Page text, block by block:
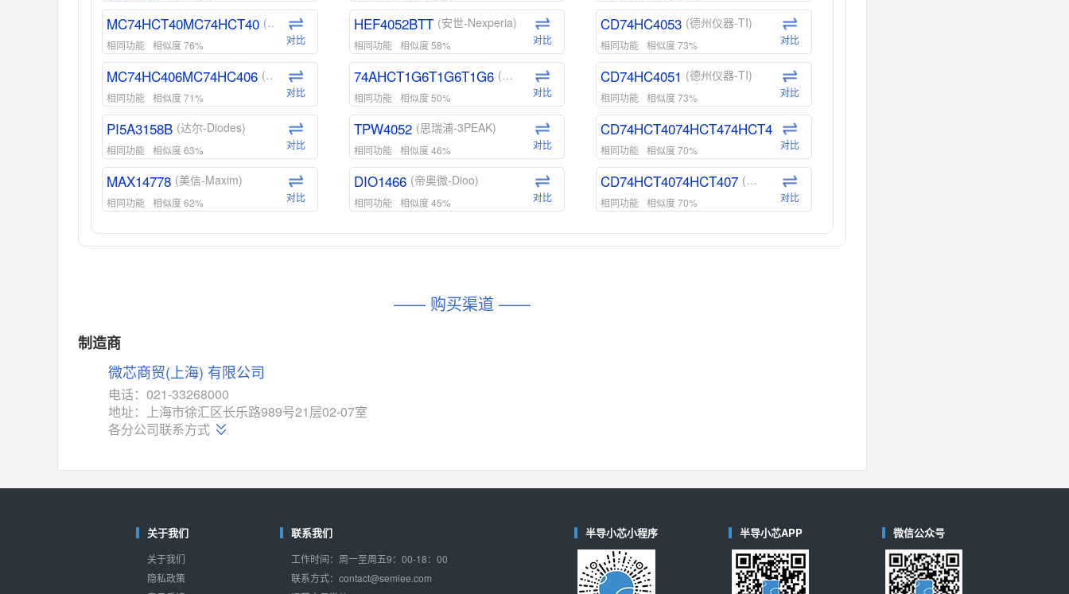
MC74HCT40MC74HCT40 (安森美-ON)
相同功能 相似度 76% 对比
MC74HC406MC74HC406 (安森美-ON)
相同功能 相似度 71% 对比
PI5A3158B (达尔-Diodes)
相同功能 相似度 63% 对比
MAX14778 (美信-Maxim)
相同功能 相似度 62% 对比
ADG1439 (亚德诺-ADI)
对比
MAX14760
M74HC4852 (意法-ST)
相同功能 相似度 52% 对比
对比
HEF4052BTT (安世-Nexperia)
相同功能 相似度 58% 对比
74AHCT1G6T1G6T1G6 (安世-Nexperia)
相同功能 相似度 50% 对比
TPW4052 (思瑞浦-3PEAK)
相同功能 相似度 46% 对比
DIO1466 (帝奥微-Dioo)
相同功能 相似度 45% 对比
DIO1159 (帝奥微-Dioo)
对比
相似度 44%
相同功能
CD74HC4053 (德州仪器-TI)
相同功能 相似度 73% 对比
CD74HC4051 (德州仪器-TI)
相同功能 相似度 73% 对比
CD74HCT4074HCT474HCT4 (德州仪器-TI)
相同功能 相似度 70% 对比
CD74HCT4074HCT407 (德州仪器-TI)
相同功能 相似度 70% 对比
CD74HCT4D74HDCT40 (德州仪器-TI)
对比
—— 购买渠道 ——
制造商
微芯商贸(上海) 有限公司
电话：021-33268000
地址：上海市徐汇区长乐路989号21层02-07室
各分公司联系方式
关于我们
关于我们
隐私政策
联系我们
工作时间：周一至周五9：00-18：00
联系方式：contact@semiee.com
半导小芯小程序 半导小芯APP 微信公众号